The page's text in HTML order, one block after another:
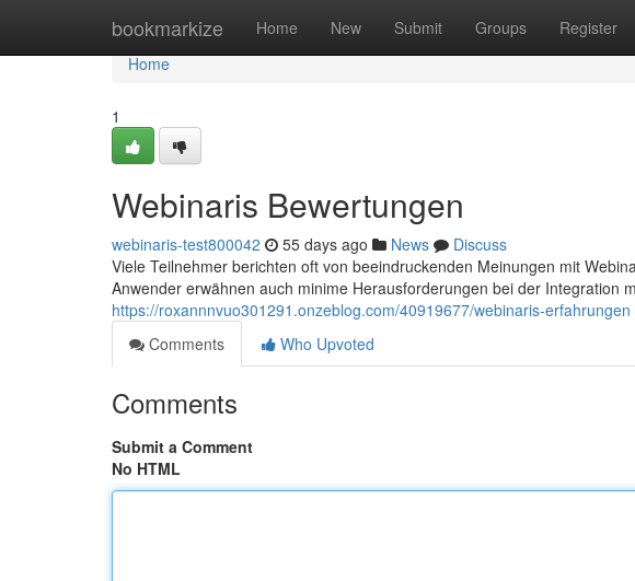
bookmarkize Home New Submit Groups Register
Home
Home
1
Webinaris Bewertungen
webinaris-test800042 55 days ago News
Discuss
Viele Teilnehmer berichten oft von beeindruckenden Meinungen mit
Anwender erwähnen auch minime Herausforderungen bei der Integration
https://roxannnvuo301291.onzeblog.com/40919677/webinaris-erfahrungen
Comments
Who Upvoted
Comments
Submit a Comment
No HTML